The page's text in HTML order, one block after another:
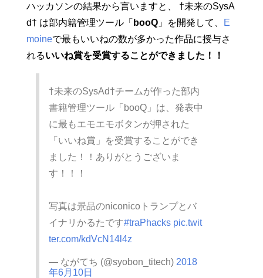
ハッカソンの結果から言いますと、 †未来のSysA
d† は部内籍管理ツール「 booQ」を開発して、
E
moineで最もいいねの数が多かった作品に授与さ
れるいいね賞を受賞することができました！！
†未来のSysAd†チームが作った部内
書籍管理ツール「booQ」は、発表中
に最もエモエモボタンが押された
「いいね賞」を受賞することができ
ました！！ありがとうございま
す！！！
写真は景品のniconicoトランプとバ
イナリかるたです#traPhacks pic.twit
ter.com/kdVcN14l4z
— ながてち (@syobon_titech) 2018
年6月10日